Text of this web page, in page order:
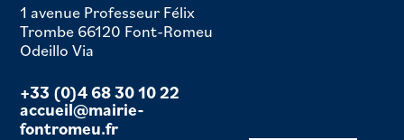
1 avenue Professeur Félix
Trombe 66120 Font-Romeu
Odeillo Via
+33 (0)4 68 30 10 22
accueil@mairie-
fontromeu.fr